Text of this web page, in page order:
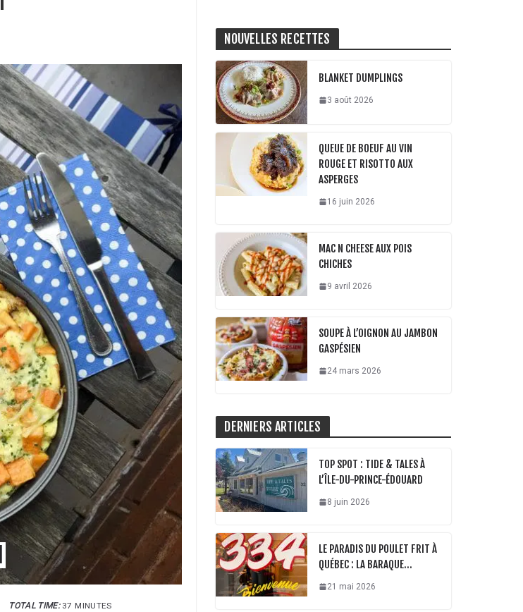
TOTAL TIME: 37 MINUTES
NOUVELLES RECETTES
BLANKET DUMPLINGS
3 août 2026
QUEUE DE BOEUF AU VIN
ROUGE ET RISOTTO AUX
ASPERGES
16 juin 2026
MAC N CHEESE AUX POIS
CHICHES
9 avril 2026
SOUPE À L’OIGNON AU JAMBON
GASPÉSIEN
24 mars 2026
DERNIERS ARTICLES
TOP SPOT : TIDE & TALES À
L’ÎLE-DU-PRINCE-ÉDOUARD
8 juin 2026
LE PARADIS DU POULET FRIT À
QUÉBEC : LA BARAQUE…
21 mai 2026